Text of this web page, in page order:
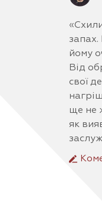
йому
Від
свої
ще не
як